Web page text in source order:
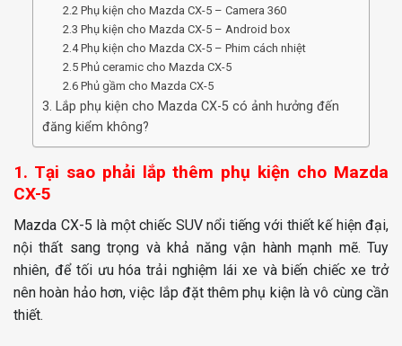
2.2 Phụ kiện cho Mazda CX-5 – Camera 360
2.3 Phụ kiện cho Mazda CX-5 – Android box
2.4 Phụ kiện cho Mazda CX-5 – Phim cách nhiệt
2.5 Phủ ceramic cho Mazda CX-5
2.6 Phủ gầm cho Mazda CX-5
3. Lắp phụ kiện cho Mazda CX-5 có ảnh hưởng đến
đăng kiểm không?
1. Tại sao phải lắp thêm phụ kiện cho Mazda
CX-5
Mazda CX-5 là một chiếc SUV nổi tiếng với thiết kế hiện đại,
nội thất sang trọng và khả năng vận hành mạnh mẽ. Tuy
nhiên, để tối ưu hóa trải nghiệm lái xe và biến chiếc xe trở
nên hoàn hảo hơn, việc lắp đặt thêm phụ kiện là vô cùng cần
thiết.